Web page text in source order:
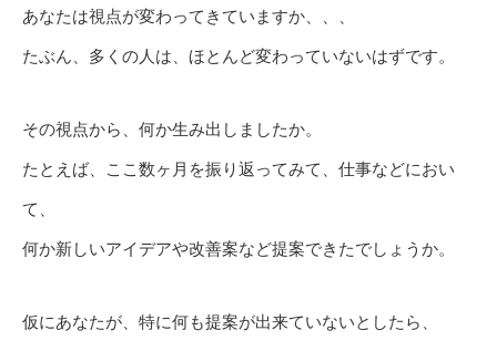
あなたは視点が変わってきていますか、、、
たぶん、多くの人は、ほとんど変わっていないはずです。
その視点から、何か生み出しましたか。
たとえば、ここ数ヶ月を振り返ってみて、仕事などにおい
て、
何か新しいアイデアや改善案など提案できたでしょうか。
仮にあなたが、特に何も提案が出来ていないとしたら、